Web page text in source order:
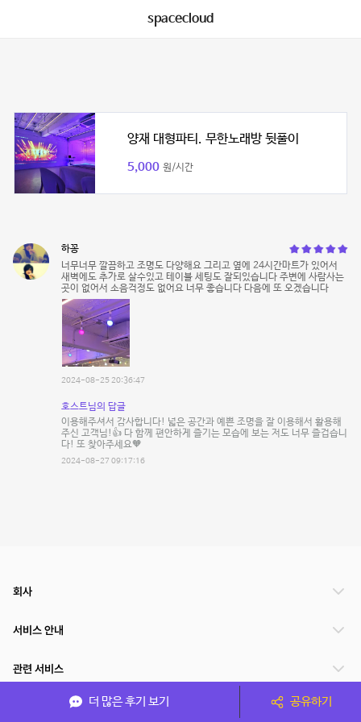
spacecloud
양재 대형파티. 무한노래방 뒷풀이
5,000 원/시간
하꽁
너무너무 깔끔하고 조명도 다양해요 그리고 옆에 24시간마트가 있어서
새벽에도 추가로 살수있고 테이블 세팅도 잘되있습니다 주변에 사람사는
곳이 없어서 소음걱정도 없어요 너무 좋습니다 다음에 또 오겠습니다
2024-08-25 20:36:47
호스트님의 답글
이용해주셔서 감사합니다! 넓은 공간과 예쁜 조명을 잘 이용해서 활용해
주신 고객님!👍 다 함께 편안하게 즐기는 모습에 보는 저도 너무 즐겁습니
다! 또 찾아주세요🧡
2024-08-27 09:17:16
더 많은 후기 보기 공유하기
회사
서비스 안내
관련 서비스